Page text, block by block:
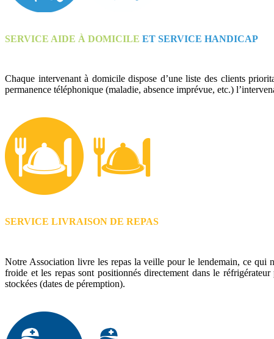
SERVICE AIDE À DOMICILE ET SERVICE HANDICAP
Chaque intervenant à domicile dispose d’une liste des clients
permanence téléphonique (maladie, absence imprévue, etc.)
SERVICE LIVRAISON DE REPAS
Notre Association livre les repas la veille pour le lendemain, ce qui
froide et les repas sont positionnés directement dans le
stockées (dates de péremption).